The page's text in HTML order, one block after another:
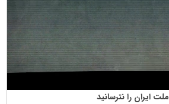
ملت ایران را نترسانید